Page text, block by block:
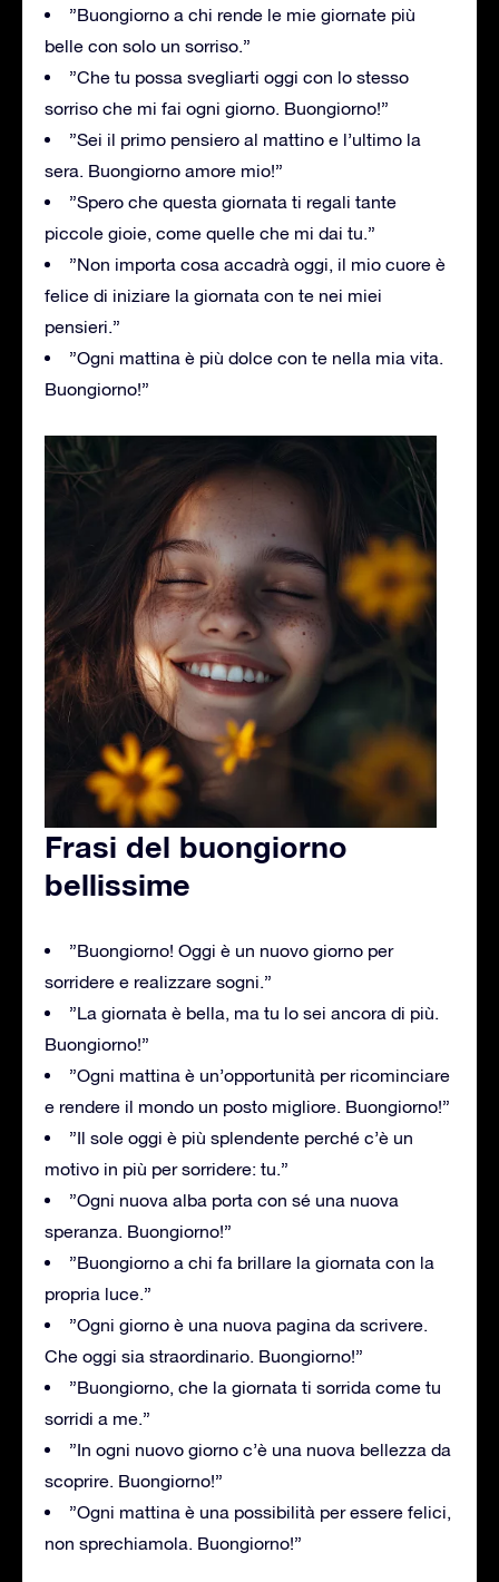
”Buongiorno a chi rende le mie giornate più
belle con solo un sorriso.”
”Che tu possa svegliarti oggi con lo stesso
sorriso che mi fai ogni giorno. Buongiorno!”
”Sei il primo pensiero al mattino e l’ultimo la
sera. Buongiorno amore mio!”
”Spero che questa giornata ti regali tante
piccole gioie, come quelle che mi dai tu.”
”Non importa cosa accadrà oggi, il mio cuore è
felice di iniziare la giornata con te nei miei
pensieri.”
”Ogni mattina è più dolce con te nella mia vita.
Buongiorno!”
Frasi del buongiorno
bellissime
”Buongiorno! Oggi è un nuovo giorno per
sorridere e realizzare sogni.”
”La giornata è bella, ma tu lo sei ancora di più.
Buongiorno!”
”Ogni mattina è un’opportunità per ricominciare
e rendere il mondo un posto migliore. Buongiorno!”
”Il sole oggi è più splendente perché c’è un
motivo in più per sorridere: tu.”
”Ogni nuova alba porta con sé una nuova
speranza. Buongiorno!”
”Buongiorno a chi fa brillare la giornata con la
propria luce.”
”Ogni giorno è una nuova pagina da scrivere.
Che oggi sia straordinario. Buongiorno!”
”Buongiorno, che la giornata ti sorrida come tu
sorridi a me.”
”In ogni nuovo giorno c’è una nuova bellezza da
scoprire. Buongiorno!”
”Ogni mattina è una possibilità per essere felici,
non sprechiamola. Buongiorno!”